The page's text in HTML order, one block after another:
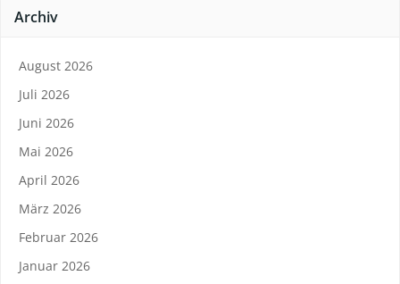
Archiv
August 2026
Juli 2026
Juni 2026
Mai 2026
April 2026
März 2026
Februar 2026
Januar 2026